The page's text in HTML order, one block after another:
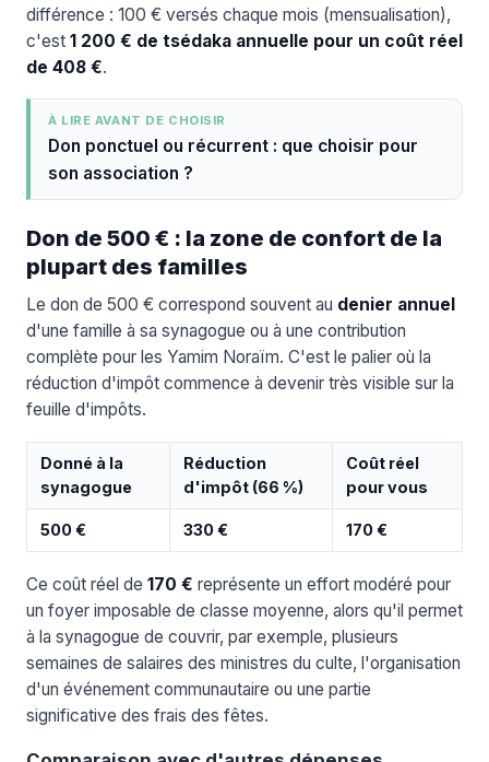
différence : 100 € versés chaque mois (mensualisation),
c'est 1 200 € de tsédaka annuelle pour un coût réel
de 408 €.
À LIRE AVANT DE CHOISIR
Don ponctuel ou récurrent : que choisir pour
son association ?
Don de 500 € : la zone de confort de la
plupart des familles
Le don de 500 € correspond souvent au denier annuel
d'une famille à sa synagogue ou à une contribution
complète pour les Yamim Noraïm. C'est le palier où la
réduction d'impôt commence à devenir très visible sur la
feuille d'impôts.
Donné à la
synagogue
Réduction
d'impôt (66 %)
Coût réel
pour vous
500 € 330 € 170 €
Ce coût réel de 170 € représente un effort modéré pour
un foyer imposable de classe moyenne, alors qu'il permet
à la synagogue de couvrir, par exemple, plusieurs
semaines de salaires des ministres du culte, l'organisation
d'un événement communautaire ou une partie
significative des frais des fêtes.